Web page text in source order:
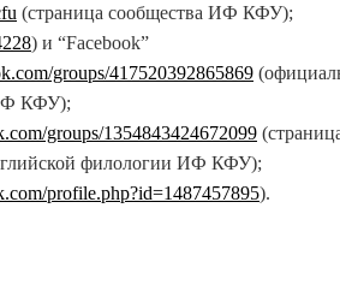
(страница сообщества ИФ КФУ);
) и “Facebook”
groups/417520392865869
КФУ);
groups/1354843424672099
филологии ИФ КФУ);
profile.php?id=1487457895).